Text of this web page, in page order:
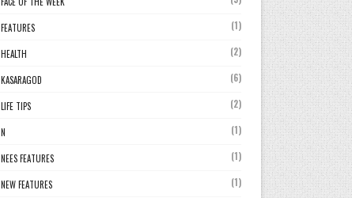
FEATURES (1)
HEALTH (2)
KASARAGOD (6)
LIFE TIPS (2)
N (1)
NEES FEATURES (1)
NEW FEATURES (1)